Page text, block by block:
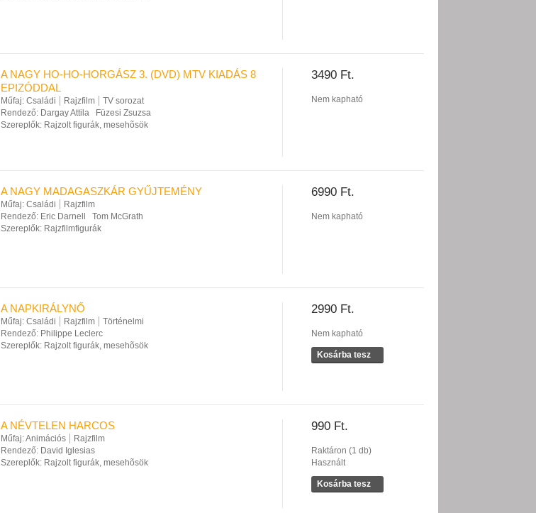
3490 Ft.
Nem kapható
A NAGY HO-HO-HORGÁSZ 3. (DVD) MTV KIADÁS 8
EPIZÓDDAL
Műfaj: Családi Rajzfilm
TV sorozat
Rendező: Dargay Attila
Füzesi Zsuzsa
Szereplők: Rajzolt figurák, mesehõsök
6990 Ft.
Nem kapható
A NAGY MADAGASZKÁR GYŰJTEMÉNY
Műfaj: Családi
Rajzfilm
Rendező: Eric Darnell
Tom McGrath
Szereplők: Rajzfilmfigurák
2990 Ft.
Nem kapható
Kosárba tesz
A NAPKIRÁLYNŐ
Műfaj: Családi Rajzfilm
Történelmi
Rendező: Philippe Leclerc
Szereplők: Rajzolt figurák, mesehõsök
990 Ft.
Raktáron (1 db)
Használt
Kosárba tesz
A NÉVTELEN HARCOS
Műfaj:Animációs
Rajzfilm
Rendező: David Iglesias
Szereplők: Rajzolt figurák, mesehõsök